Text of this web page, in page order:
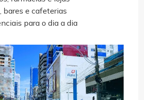
bares e cafeterias
para o dia a dia